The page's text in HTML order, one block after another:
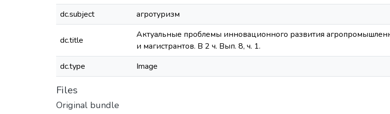
dc.subject
агротуризм
dc.title
Актуальные проблемы инновационного развития
и магистрантов. В 2 ч. Вып. 8, ч. 1.
dc.type Image
Files
Original bundle